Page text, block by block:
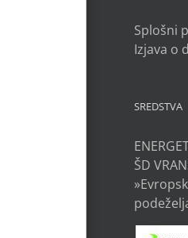
Splošni
Izjava o
SREDSTVA
ŠD